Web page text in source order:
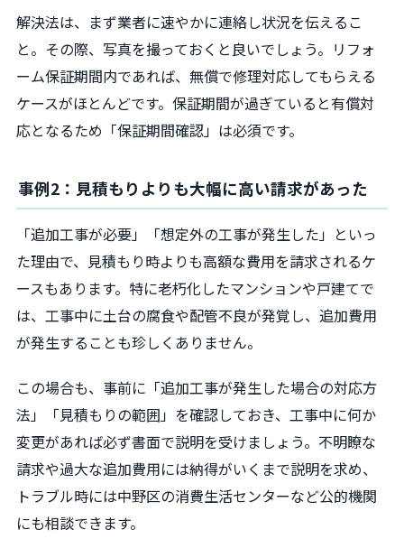
解決法は、まず業者に速やかに連絡し状況を伝えるこ
と。その際、写真を撮っておくと良いでしょう。リフォ
ーム保証期間内であれば、無償で修理対応してもらえる
ケースがほとんどです。保証期間が過ぎていると有償対
応となるため「保証期間確認」は必須です。
事例2：見積もりよりも大幅に高い請求があった
「追加工事が必要」「想定外の工事が発生した」といっ
た理由で、見積もり時よりも高額な費用を請求されるケ
ースもあります。特に老朽化したマンションや戸建てで
は、工事中に土台の腐食や配管不良が発覚し、追加費用
が発生することも珍しくありません。
この場合も、事前に「追加工事が発生した場合の対応方
法」「見積もりの範囲」を確認しておき、工事中に何か
変更があれば必ず書面で説明を受けましょう。不明瞭な
請求や過大な追加費用には納得がいくまで説明を求め、
トラブル時には中野区の消費生活センターなど公的機関
にも相談できます。